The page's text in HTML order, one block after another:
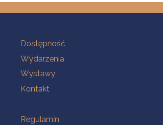
Na skróty
Dostępność
Wydarzenia
Wystawy
Kontakt
Na skróty
Regulamin